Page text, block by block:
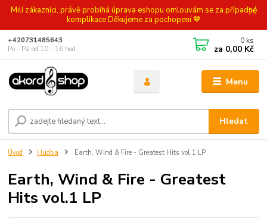
Milí zákazníci, právě probíhá úprava eshopu omlouvám se za případné
komplikace Děkujeme za pochopení 💙
Menu
Hledat
+420731485643
Po - Pá od 10 - 16 hod.
0 ks
za 0,00 Kč
Úvod Hudba Earth, Wind & Fire - Greatest Hits vol.1 LP
Earth, Wind & Fire - Greatest
Hits vol.1 LP